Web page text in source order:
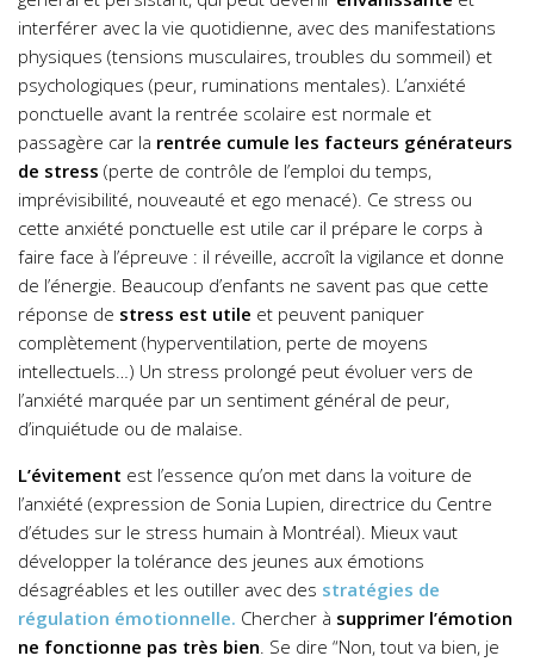
interférer avec la vie quotidienne, avec des manifestations
physiques (tensions musculaires, troubles du sommeil) et
psychologiques (peur, ruminations mentales). L’anxiété
ponctuelle avant la rentrée scolaire est normale et
passagère car la rentrée cumule les facteurs générateurs
de stress (perte de contrôle de l’emploi du temps,
imprévisibilité, nouveauté et ego menacé). Ce stress ou
cette anxiété ponctuelle est utile car il prépare le corps à
faire face à l’épreuve : il réveille, accroît la vigilance et donne
de l’énergie. Beaucoup d’enfants ne savent pas que cette
réponse de stress est utile et peuvent paniquer
complètement (hyperventilation, perte de moyens
intellectuels…) Un stress prolongé peut évoluer vers de
l’anxiété marquée par un sentiment général de peur,
d’inquiétude ou de malaise.
L’évitement est l’essence qu’on met dans la voiture de
l’anxiété (expression de Sonia Lupien, directrice du Centre
d’études sur le stress humain à Montréal). Mieux vaut
développer la tolérance des jeunes aux émotions
désagréables et les outiller avec des stratégies de
régulation émotionnelle. Chercher à supprimer l’émotion
ne fonctionne pas très bien. Se dire “Non, tout va bien, je